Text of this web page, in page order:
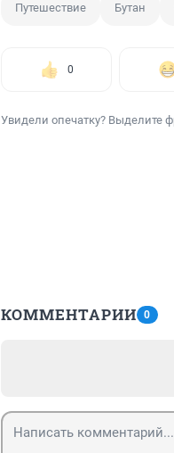
Путешествие Бутан
0
Увидели опечатку? Выделите
КОММЕНТАРИИ 0